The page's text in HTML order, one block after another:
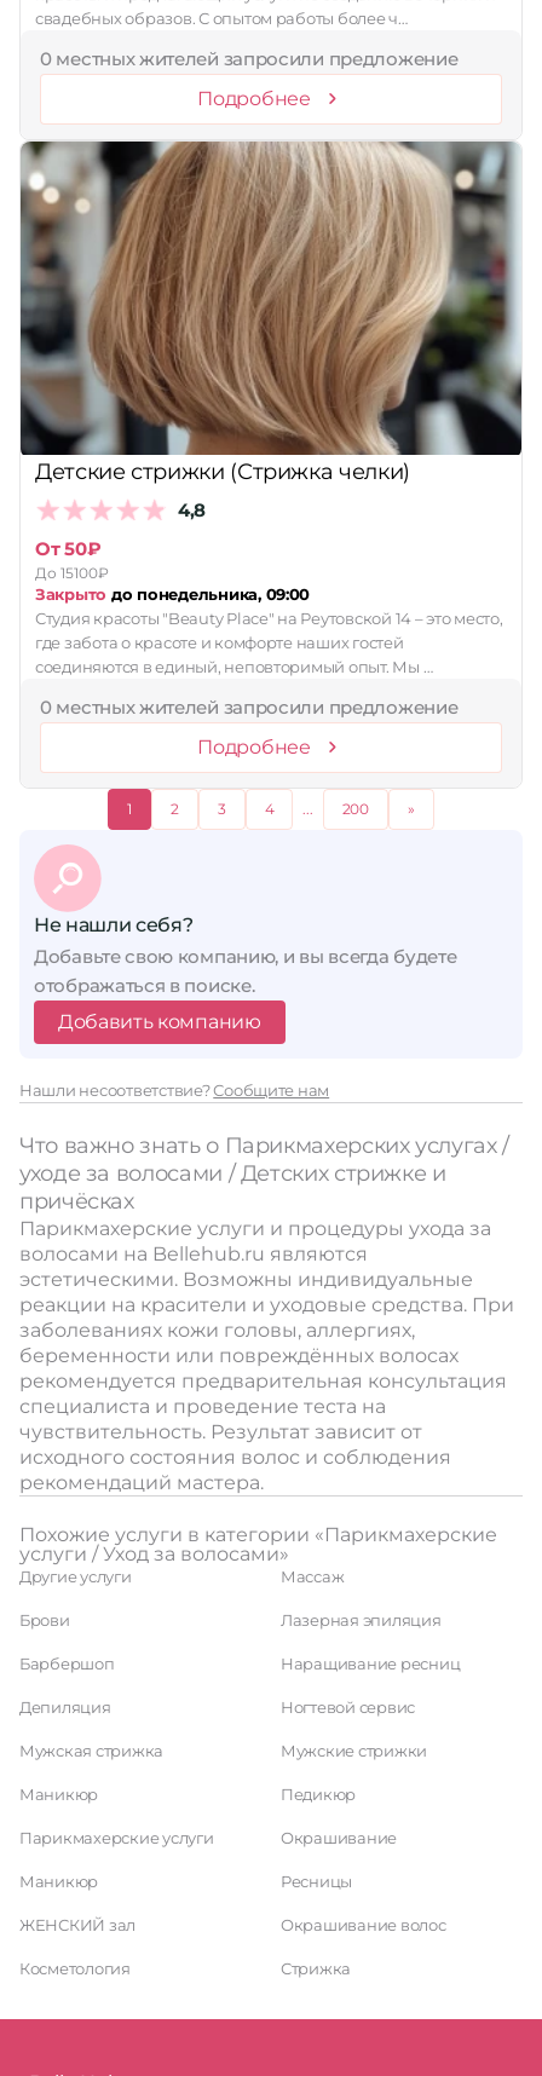
свадебных образов. С опытом работы более ч…
0 местных жителей запросили предложение
Подробнее
Детские стрижки (Стрижка челки)
4,8
От 50₽
До 15100₽
Закрыто до понедельника, 09:00
Студия красоты "Beauty Place" на Реутовской 14 – это место,
где забота о красоте и комфорте наших гостей
соединяются в единый, неповторимый опыт. Мы …
0 местных жителей запросили предложение
Подробнее
1 2 3 4 200 »
Не нашли себя?
Добавьте свою компанию, и вы всегда будете
отображаться в поиске.
Добавить компанию
Нашли несоответствие?Сообщите нам
Что важно знать о Парикмахерских услугах /
уходе за волосами / Детских стрижке и
причёсках
Парикмахерские услуги и процедуры ухода за
волосами на Bellehub.ru являются
эстетическими. Возможны индивидуальные
реакции на красители и уходовые средства. При
заболеваниях кожи головы, аллергиях,
беременности или повреждённых волосах
рекомендуется предварительная консультация
специалиста и проведение теста на
чувствительность. Результат зависит от
исходного состояния волос и соблюдения
рекомендаций мастера.
Похожие услуги в категории «Парикмахерские
услуги / Уход за волосами»
Другие услуги
Брови
Барбершоп
Депиляция
Мужская стрижка
Маникюр
Парикмахерские услуги
Маникюр
ЖЕНСКИЙ зал
Косметология
Массаж
Лазерная эпиляция
Наращивание ресниц
Ногтевой сервис
Мужские стрижки
Педикюр
Окрашивание
Ресницы
Окрашивание волос
Стрижка